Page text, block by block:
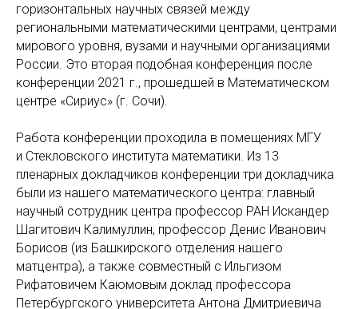
горизонтальных научных связей между
региональными математическими центрами, центрами
мирового уровня, вузами и научными организациями
России. Это вторая подобная конференция после
конференции 2021 г., прошедшей в Математическом
центре «Сириус» (г. Сочи).
Работа конференции проходила в помещениях МГУ
и Стекловского института математики. Из 13
пленарных докладчиков конференции три докладчика
были из нашего математического центра: главный
научный сотрудник центра профессор РАН Искандер
Шагитович Калимуллин, профессор Денис Иванович
Борисов (из Башкирского отделения нашего
матцентра), а также совместный с Ильгизом
Рифатовичем Каюмовым доклад профессора
Петербургского университета Антона Дмитриевича